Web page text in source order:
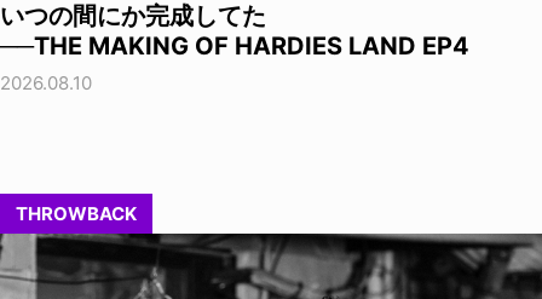
いつの間にか完成してた
──THE MAKING OF HARDIES LAND EP4
2026.08.10
THROWBACK